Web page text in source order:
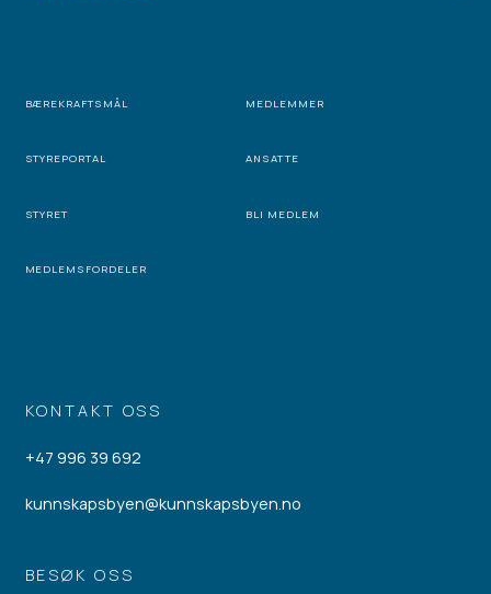
KONTAKT OSS
+47 996 39 692
kunnskapsbyen@kunnskapsbyen.no
BESØK OSS
BÆREKRAFTSMÅL MEDLEMMER
STYREPORTAL ANSATTE
STYRET BLI MEDLEM
MEDLEMSFORDELER